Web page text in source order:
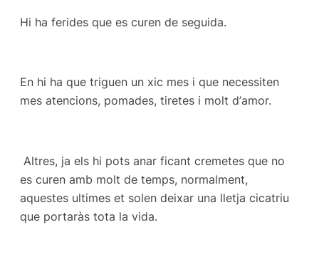
Hi ha ferides que es curen de seguida.
En hi ha que triguen un xic mes i que necessiten
mes atencions, pomades, tiretes i molt d’amor.
Altres, ja els hi pots anar ficant cremetes que no
es curen amb molt de temps, normalment,
aquestes ultimes et solen deixar una lletja cicatriu
que portaràs tota la vida.